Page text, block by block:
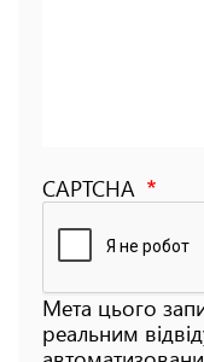
CAPTCHA
Мета цього
реальним